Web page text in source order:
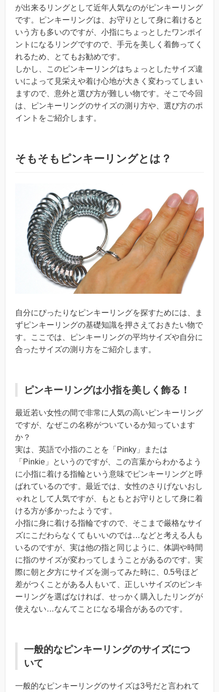
が出来るリングとして近年人気なのがピンキーリング
です。ピンキーリングは、お守りとして身に着けると
いう方も多いのですが、小指にちょっとしたワンポイ
ントになるリングですので、手元を美しく着飾ってく
れるため、とてもお勧めです。
しかし、このピンキーリングはちょっとしたサイズ違
いによって見栄えや着け心地が大きく変わってしまい
ますので、意外と選び方が難しい物です。そこで今回
は、ピンキーリングのサイズの測り方や、選び方のポ
イントをご紹介します。
そもそもピンキーリングとは？
自分にぴったりなピンキーリングを探すためには、ま
ずピンキーリングの基礎知識を押さえておきたい物で
す。ここでは、ピンキーリングの平均サイズや自分に
合ったサイズの測り方をご紹介します。
ピンキーリングは小指を美しく飾る！
最近若い女性の間で非常に人気の高いピンキーリング
ですが、なぜこの名称がついているか知っています
か？
実は、英語で小指のことを「Pinky」または
「Pinkie」というのですが、この言葉からわかるよう
に小指に着ける指輪という意味でピンキーリングと呼
ばれているのです。最近では、女性のさりげないおし
ゃれとして人気ですが、もともとお守りとして身に着
ける方が多かったようです。
小指に身に着ける指輪ですので、そこまで厳格なサイ
ズにこだわらなくてもいいのでは…などと考える人も
いるのですが、実は他の指と同じように、体調や時間
に指のサイズが変わってしまうことがあるのです。実
際に朝と夕方にサイズを測ってみた時に、0.5号ほど
差がつくことがある人もいて、正しいサイズのピンキ
ーリングを選ばなければ、せっかく購入したリングが
使えない…なんてことになる場合があるのです。
一般的なピンキーリングのサイズにつ
いて
一般的なピンキーリングのサイズは3号だと言われて